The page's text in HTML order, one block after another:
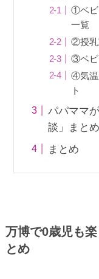
①ベビ
一覧
②授乳
③ベビ
④気温
ト
パパママ
談」まとめ
まとめ
万博で0歳児も
とめ